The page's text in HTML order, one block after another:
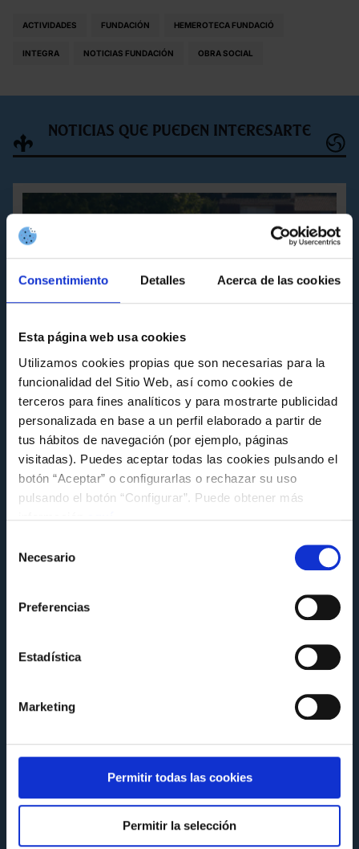
Consentimiento Detalles Acerca de las cookies
Esta página web usa cookies
Utilizamos cookies propias que son necesarias para la
funcionalidad del Sitio Web, así como cookies de
terceros para fines analíticos y para mostrarte publicidad
personalizada en base a un perfil elaborado a partir de
tus hábitos de navegación (por ejemplo, páginas
visitadas). Puedes aceptar todas las cookies pulsando el
botón “Aceptar” o configurarlas o rechazar su uso
pulsando el botón “Configurar”. Puede obtener más
Necesario
Preferencias
Estadística
Marketing
Permitir todas las cookies
Permitir la selección
ACTIVIDADES FUNDACIÓN HEMEROTECA FUNDACIÓ
INTEGRA NOTICIAS FUNDACIÓN OBRA SOCIAL
Noticias que pueden interesarte
ACTIVIDADES
Educación ambiental y deporte se dan la
mano en una nueva iniciativa de la
Fundación Celta
Viernes 15 de Mayo a las 12:58